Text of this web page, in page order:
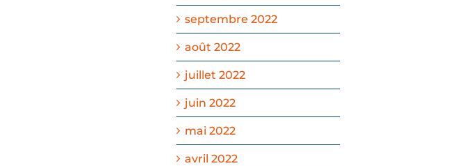
septembre 2022
août 2022
juillet 2022
juin 2022
mai 2022
avril 2022